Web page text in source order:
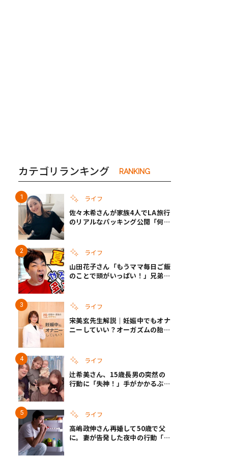
夫婦
カテゴリランキング RANKING
ライフ
佐々木希さんが家族4人でLA旅行
のリアルなパッキング公開「何が
ライフ
山田花子さん「もうママ毎日ご飯
のことで頭がいっぱい！」兄弟夏
ライフ
宋美玄先生解説｜妊娠中でもオナ
ニーしていい？オーガズムの胎児
ライフ
辻希美さん、15歳長男の突然の
行動に「失神！」手がかかるぶん
ライフ
高嶋政伸さん再婚して50歳で父
に。妻が告発した夜中の行動「こ